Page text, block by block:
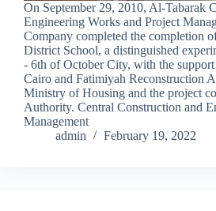
On September 29, 2010, Al-Tabarak
Engineering Works and Project
Company completed the completion
District School, a distinguished
- 6th of October City, with the
Cairo and Fatimiyah Reconstruction
Ministry of Housing and the project
Authority. Central Construction and
Management
admin
February 19, 2022